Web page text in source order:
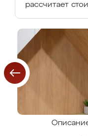
рассчитает